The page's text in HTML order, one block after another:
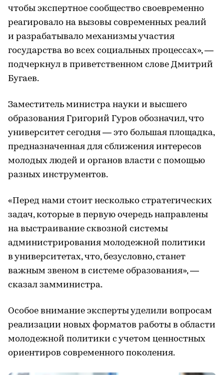
чтобы экспертное сообщество своевременно
реагировало на вызовы современных реалий
и разрабатывало механизмы участия
государства во всех социальных процессах», —
подчеркнул в приветственном слове Дмитрий
Бугаев.
Заместитель министра науки и высшего
образования Григорий Гуров обозначил, что
университет сегодня — это большая площадка,
предназначенная для сближения интересов
молодых людей и органов власти с помощью
разных инструментов.
«Перед нами стоит несколько стратегических
задач, которые в первую очередь направлены
на выстраивание сквозной системы
администрирования молодежной политики
в университетах, что, безусловно, станет
важным звеном в системе образования», —
сказал замминистра.
Особое внимание эксперты уделили вопросам
реализации новых форматов работы в области
молодежной политики с учетом ценностных
ориентиров современного поколения.